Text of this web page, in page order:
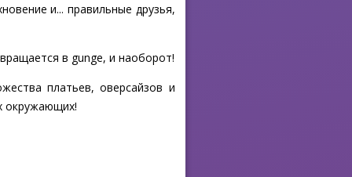
и... правильные друзья,
в gunge, и наоборот!
платьев, оверсайзов и
окружающих!